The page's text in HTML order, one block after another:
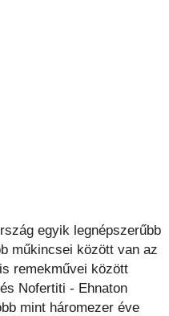
egyik legnépszerűbb
műkincsei között van az
remekművei között
Nofertiti - Ehnaton
mint háromezer éve